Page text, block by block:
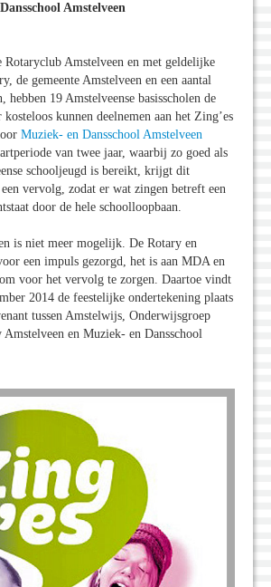
Amstelveen
Amstelveen en met geldelijke
de gemeente Amstelveen en een aantal
hebben 19 Amstelveense basisscholen de
kunnen deelnemen aan het Zing’es
Muziek- en Dansschool Amstelveen
van twee jaar, waarbij zo goed als
schooljeugd is bereikt, krijgt dit
vervolg, zodat er wat zingen betreft een
door de hele schoolloopbaan.
is niet meer mogelijk. De Rotary en
een impuls gezorgd, het is aan MDA en
voor het vervolg te zorgen. Daartoe vindt
2014 de feestelijke ondertekening plaats
tussen Amstelwijs, Onderwijsgroep
en Muziek- en Dansschool